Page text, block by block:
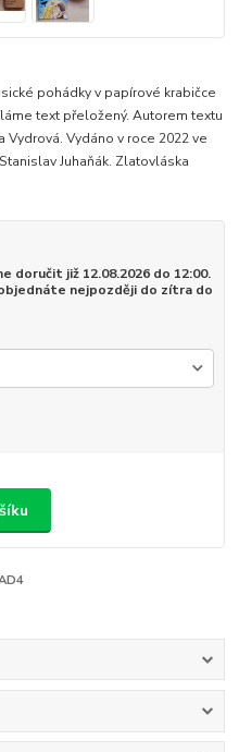
pohádky v papírové krabičce
text přeložený. Autorem textu
Vydrová. Vydáno v roce 2022 ve
Juhaňák. Zlatovláska
doručit již 12.08.2026 do 12:00.
nejpozději do zítra do